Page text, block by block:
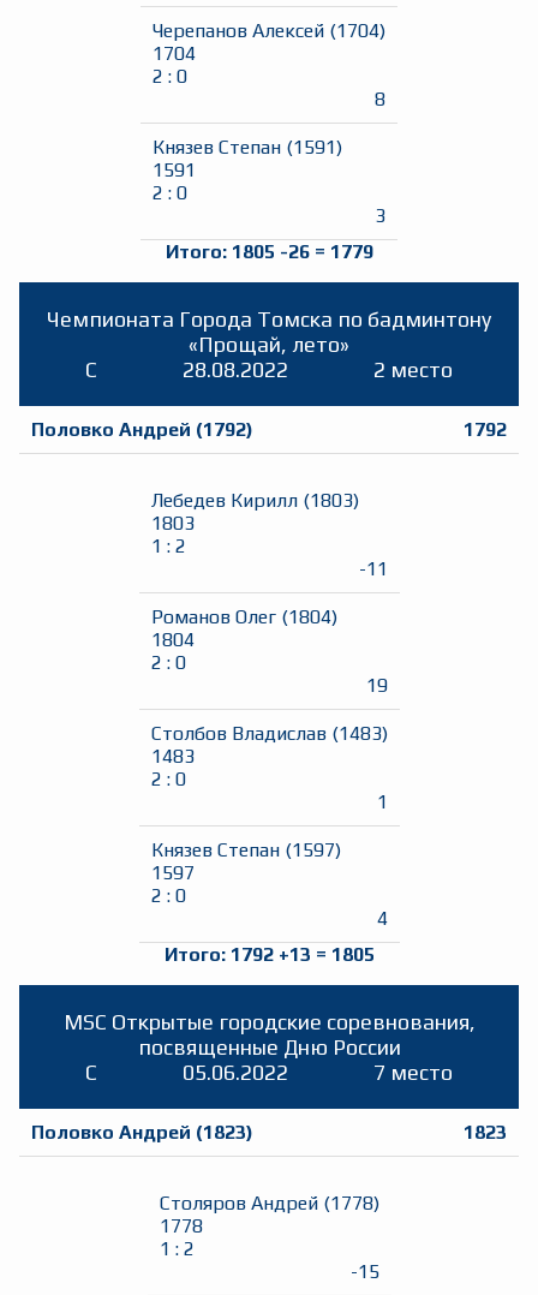
Черепанов Алексей (1704)
1704
2 : 0
8
Князев Степан (1591)
1591
2 : 0
3
Итого: 1805 -26= 1779
Чемпионата Города Томска по бадминтону
«Прощай, лето»
C
28.08.2022 2 место
Половко Андрей (1792) 1792
Лебедев Кирилл (1803)
1803
1 : 2
-11
Романов Олег (1804)
1804
2 : 0
19
Столбов Владислав (1483)
1483
2 : 0
1
Князев Степан (1597)
1597
2 : 0
4
Итого: 1792 +13 = 1805
MSC Открытые городские соревнования,
посвященные Дню России
C
05.06.2022 7 место
Половко Андрей (1823) 1823
Столяров Андрей (1778)
1778
1 : 2
-15